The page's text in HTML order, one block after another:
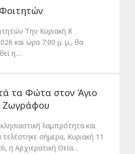
Την Κυριακή 8
και ώρα 7:00 μ. μ., θα
η…
τα Φώτα στον Άγιο
Ζωγράφου
λαμπρότητα και
σήμερα, Κυριακή 11
η Αρχιερατική Θεία…